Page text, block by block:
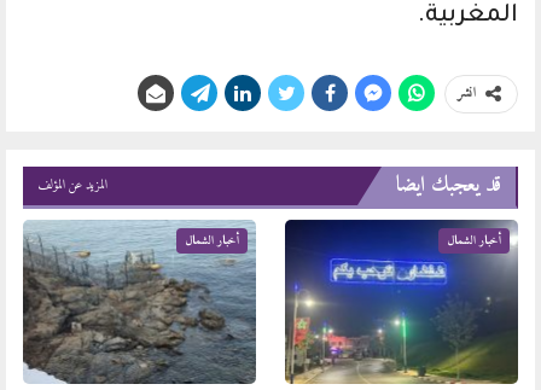
المغربية.
انشر
قد يعجبك ايضا المزيد عن المؤلف
أخبار الشمال أخبار الشمال